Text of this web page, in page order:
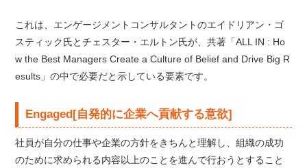
これは、エンゲージメントコンサルタントのエイドリアン・ゴ
スティック氏とチェスター・エルトン氏が、共著「ALL IN : Ho
w the Best Managers Create a Culture of Belief and Drive Big R
esults」の中で必要だと示している要素です。
Engaged[自発的に企業へ貢献する意欲]
社員が自分の仕事や企業の方針をきちんと理解し、組織の成功
のために求められる内容以上のことを進んで行おうとすること